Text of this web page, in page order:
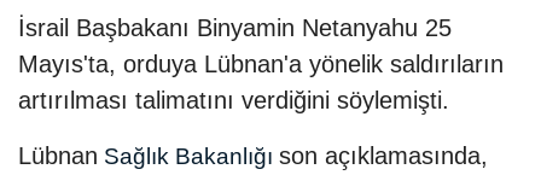
İsrail Başbakanı Binyamin Netanyahu 25
Mayıs'ta, orduya Lübnan'a yönelik saldırıların
artırılması talimatını verdiğini söylemişti.
Lübnan Sağlık Bakanlığı son açıklamasında,